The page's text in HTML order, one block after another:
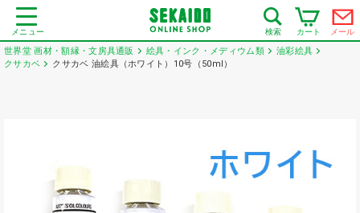
メニュー 検索 カート メール
世界堂 画材・額縁・文房具通販 絵具・インク・メディウム類
油彩絵具
クサカベ
クサカベ 油絵具（ホワイト）10号（50ml）